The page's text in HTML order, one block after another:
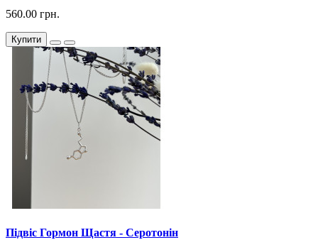
560.00 грн.
Купити
Підвіс Гормон Щастя - Серотонін